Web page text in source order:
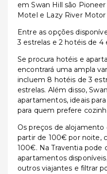
em Swan Hill são
Motel e Lazy River Motor
Entre as opções
3 estrelas e 2 hotéis de 4
Se procura hotéis e
encontrará uma ampla
incluem 8 hotéis de 3
estrelas. Além disso,
apartamentos, ideais
para quem prefere
Os preços de
partir de 100€ por noite,
100€. Na Traventia pode
apartamentos
outros viajantes e filtrar